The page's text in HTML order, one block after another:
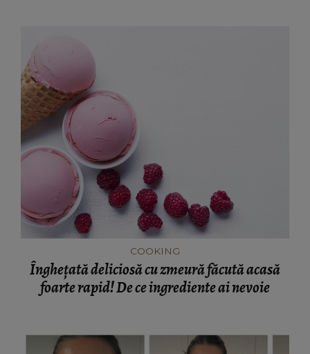
COOKING
Înghețată deliciosă cu zmeură făcută acasă
foarte rapid! De ce ingrediente ai nevoie